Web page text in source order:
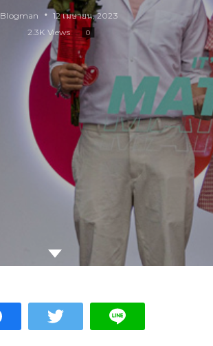
Blogman
12 เมษายน, 2023
2.3K Views
0